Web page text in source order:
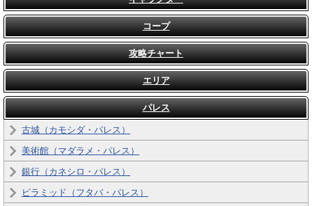
コープ
攻略チャート
エリア
パレス
古城（カモシダ・パレス）
美術館（マダラメ・パレス）
銀行（カネシロ・パレス）
ピラミッド（フタバ・パレス）